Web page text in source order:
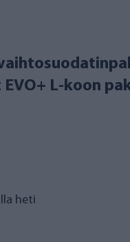
EVO+ L-koon
heti